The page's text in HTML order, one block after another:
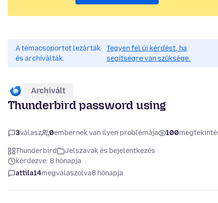
A témacsoportot lezárták
és archiválták.
Tegyen fel új kérdést, ha
segítségre van szüksége.
Archivált
Thunderbird password using
3válasz 0embernek van ilyen problémája 100
Thunderbird
Jelszavak és bejelentkezés
kérdezve: 8 hónapja
attila14megválaszolva8 hónapja